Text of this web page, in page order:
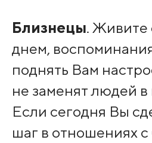
Близнецы. Живите
днем,
поднять Вам
не заменят людей
Если сегодня Вы
шаг в отношениях